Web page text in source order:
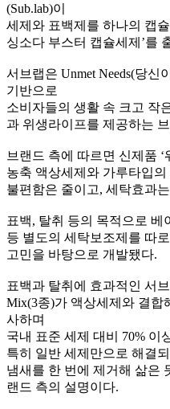
(Sub.lab)이
세제와 표백제를 하나의 캡
싱소다 부스터 캡슐세제’를
서브랩은 Unmet Needs(당신
기반으로
소비자들의 생활 속 크고 작
과 위생라이프를 제공하는
브랜드 측에 따르면 신제품
농축 액상세제와 가루타입
불편함은 줄이고, 세탁효과
표백, 탈취 등의 목적으로
등 별도의 세탁보조제를 따
고민을 바탕으로 개발됐다.
표백과 탈취에 효과적인 서
Mix(3종)가 액상세제와 결합
사하며
국내 표준 세제 대비 70% 이
특히 일반 세제만으로 해결
냄새를 한 번에 제거해 삶은
랜드 측의 설명이다.